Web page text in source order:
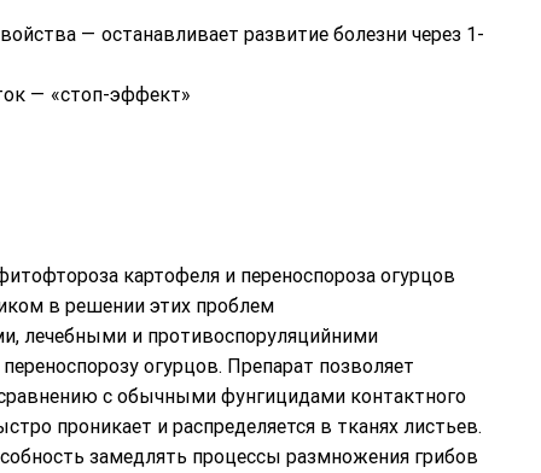
— останавливает развитие болезни через 1-
— «стоп-эффект»
картофеля и переноспороза огурцов
в решении этих проблем
лечебными и противоспоруляцийними
огурцов. Препарат позволяет
с обычными фунгицидами контактного
проникает и распределяется в тканях листьев.
замедлять процессы размножения грибов